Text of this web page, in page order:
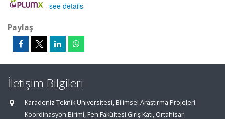
- see details
Paylaş
İletişim Bilgileri
Karadeniz Teknik Üniversitesi, Bilimsel Araştırma Projeleri
Koordinasyon Birimi, Fen Fakültesi Giriş Katı, Ortahisar